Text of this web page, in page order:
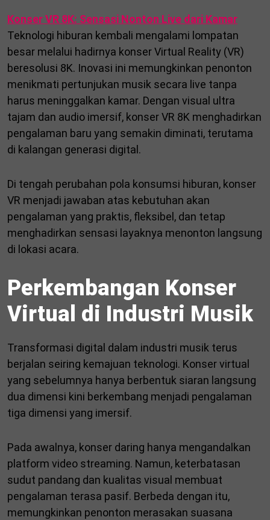
Konser VR 8K: Sensasi Nonton Live dari Kamar
Teknologi hiburan kembali mengalami lompatan
besar melalui hadirnya konser Virtual Reality (VR)
beresolusi 8K. Inovasi ini memungkinkan penonton
menikmati pertunjukan musik secara live tanpa
harus meninggalkan kamar. Dengan visual ultra
tajam dan audio imersif, konser VR 8K menghadirkan
pengalaman baru yang semakin diminati, terutama
di kalangan generasi digital.
Di tengah perubahan pola konsumsi hiburan, konser
VR menjadi jawaban atas kebutuhan akan
pengalaman yang praktis, fleksibel, dan tetap
menghadirkan sensasi layaknya menonton langsung
di lokasi acara.
Perkembangan Konser
Virtual di Industri Musik
Transformasi digital dalam industri musik terus
berjalan seiring kemajuan teknologi. Konser virtual
yang sebelumnya hanya berbentuk siaran langsung
dua dimensi kini berkembang menjadi pengalaman
tiga dimensi yang imersif.
Pada awalnya, konser daring hanya mengandalkan
platform video streaming. Namun, keterbatasan
sudut pandang dan kualitas visual membuat
pengalaman terasa pasif. Berbeda dengan itu,
memungkinkan penonton merasakan suasana